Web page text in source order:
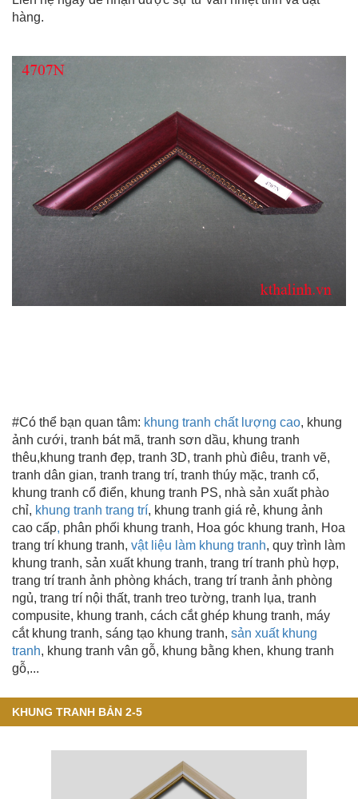
hàng.
#Có thể bạn quan tâm: khung tranh chất lượng cao, khung
ảnh cưới, tranh bát mã, tranh sơn dầu, khung tranh
thêu,khung tranh đẹp, tranh 3D, tranh phù điêu, tranh vẽ,
tranh dân gian, tranh trang trí, tranh thúy mặc, tranh cổ,
khung tranh cổ điển, khung tranh PS, nhà sản xuất phào
chỉ, khung tranh trang trí, khung tranh giá rẻ, khung ảnh
cao cấp, phân phối khung tranh, Hoa góc khung tranh, Hoa
trang trí khung tranh, vật liệu làm khung tranh, quy trình làm
khung tranh, sản xuất khung tranh, trang trí tranh phù hợp,
trang trí tranh ảnh phòng khách, trang trí tranh ảnh phòng
ngủ, trang trí nội thất, tranh treo tường, tranh lụa, tranh
compusite, khung tranh, cách cắt ghép khung tranh, máy
cắt khung tranh, sáng tạo khung tranh, sản xuất khung
tranh, khung tranh vân gỗ, khung bằng khen, khung tranh
gỗ,...
KHUNG TRANH BẢN 2-5